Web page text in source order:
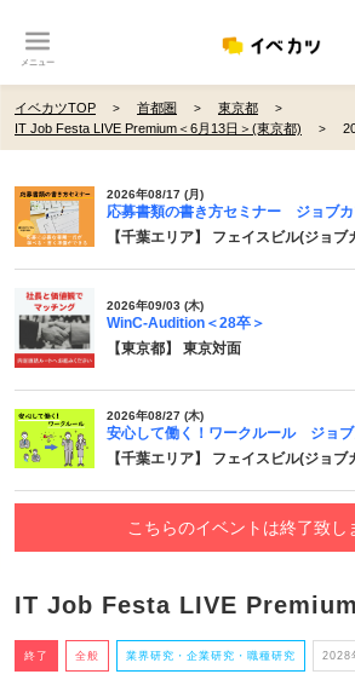
メニュー
イベカツTOP 首都圏
東京都
IT Job Festa LIVE Premium＜6月13日＞(東京都)
2026年08/17 (月)
応募書類の書き方セミナー ジョブ
【千葉エリア】 フェイスビル(ジョブ
2026年09/03 (木)
WinC-Audition＜28卒＞
【東京都】 東京対面
2026年08/27 (木)
安心して働く！ワークルール ジョ
【千葉エリア】 フェイスビル(ジョブ
こちらのイベントは終了致し
IT Job Festa LIVE Premium
終了 全般 業界研究・企業研究・職種研究 2028